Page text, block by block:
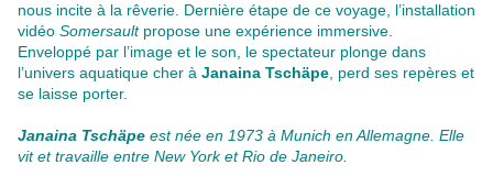
nous incite à la rêverie. Dernière étape de ce voyage, l’installation
vidéo Somersaultpropose une expérience immersive.
Enveloppé par l’image et le son, le spectateur plonge dans
l’univers aquatique cher à Janaina Tschäpe , perd ses repères et
se laisse porter.
Janaina Tschäpe est née en 1973 à Munich en Allemagne. Elle
vit et travaille entre New York et Rio de Janeiro.